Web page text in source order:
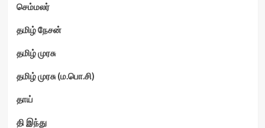
செம்மலர்
தமிழ் நேசன்
தமிழ் முரசு
தமிழ் முரசு (ம.பொ.சி)
தாய்
தி இந்து